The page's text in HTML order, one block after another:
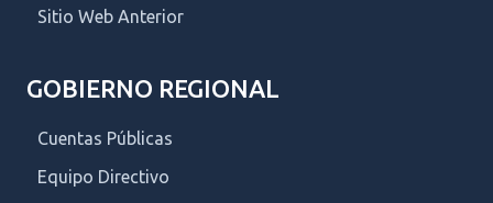
Sitio Web Anterior
GOBIERNO REGIONAL
Cuentas Públicas
Equipo Directivo